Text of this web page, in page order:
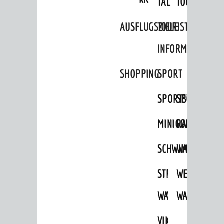
AUSFLUGSZIELE
TOURIST
INFORMATION
SHOPPINGSPORT
SPORTSTÄTTEN
MINIGOLFRADFAHREN
SCHWIMMEN
STRANDBAD
WAIDSEE
TSG
VIKTOR-
WANDERN
WEINHEIMER